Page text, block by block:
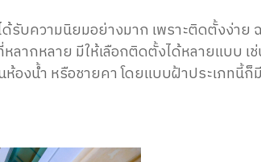
ด้รับความนิยมอย่างมาก เพราะติดตั้งง่าย
หลากหลาย มีให้เลือกติดตั้งได้หลายแบบ เ
องน้ำ หรือชายคา โดยแบบฝ้าประเภทนี้ก็